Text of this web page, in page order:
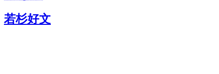
若杉好文